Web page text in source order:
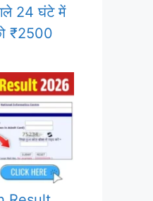
24 घंटे में
₹2500